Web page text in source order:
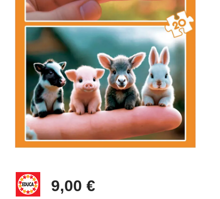
9,00 €